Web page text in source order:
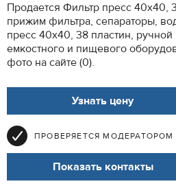
Продается Фильтр пресс 40х40,
прижим фильтра, сепараторы,
пресс 40х40, 38 пластин,
емкостного и пищевого
фото на сайте (0).
Узнать цену
ПРОВЕРЯЕТСЯ МОДЕРАТОРОМ
Показать контакты